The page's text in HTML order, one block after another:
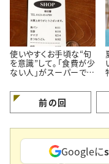
使いやすくお手頃な“旬
を意識”して。「食費が少
ない人」がスーパーでよ
前の回
Googleに